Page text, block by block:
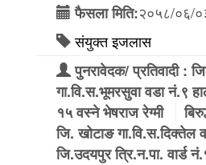
फैसला मिति:२०५८/०६/
संयुक्त इजलास
पुनरावेदक/ प्रतिवादी :
गा.वि.स.भूमरसुवा वडा नं.९
१५ वस्ने भेषराज रेग्मी
जि. खोटाङ गा.वि.स.दिक्तेल
जि.उदयपुर त्रि.न.पा. वार्ड